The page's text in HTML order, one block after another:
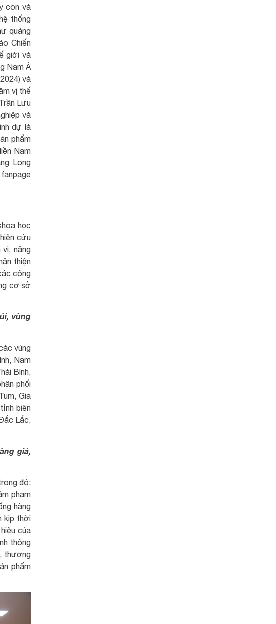
con và
thống
quảng
Chiến
giới và
Nam Á
và
vị thế
Lưu
và
dự là
phẩm
Nam
Long
học
cứu
vị, nâng
thiện
công
cơ sở
vùng
vùng
Nam
Bình,
phối
Gia
biên
Lắc,
giả,
đó:
phạm
hàng
kịp thời
của
thông
thương
phẩm